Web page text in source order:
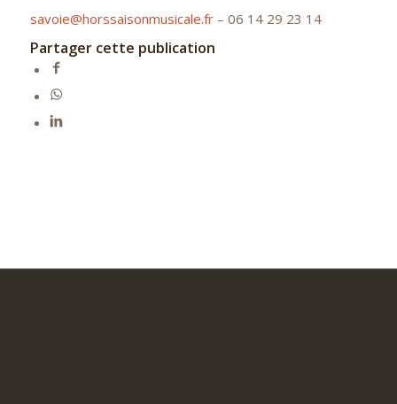
savoie@horssaisonmusicale.fr– 06 14 29 23 14
Partager cette publication